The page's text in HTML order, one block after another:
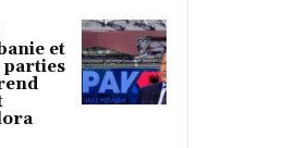
et
parties